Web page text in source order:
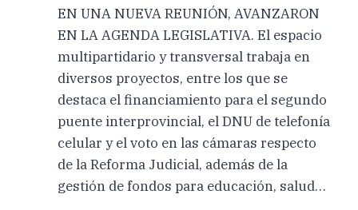
EN UNA NUEVA REUNIÓN, AVANZARON
EN LA AGENDA LEGISLATIVA. El espacio
multipartidario y transversal trabaja en
diversos proyectos, entre los que se
destaca el financiamiento para el segundo
puente interprovincial, el DNU de telefonía
celular y el voto en las cámaras respecto
de la Reforma Judicial, además de la
gestión de fondos para educación, salud…